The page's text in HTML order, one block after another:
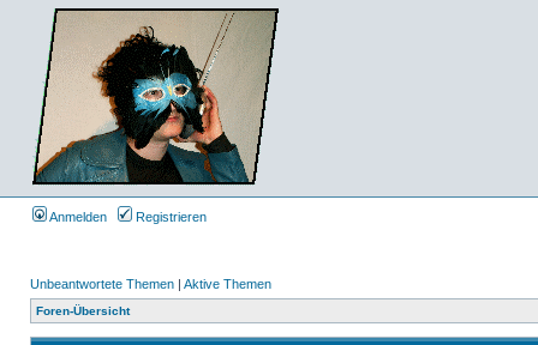
Anmelden Registrieren
Unbeantwortete Themen | Aktive Themen
Foren-Übersicht